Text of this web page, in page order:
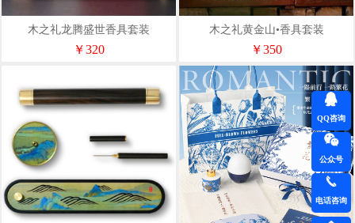
木之礼龙腾盛世香具套装
￥320
木之礼黄金山•香具套装
￥350
QQ咨询
公众号
电话咨询